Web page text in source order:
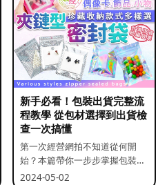
新手必看！包裝出貨完整流
程教學 從包材選擇到出貨檢
查一次搞懂
第一次經營網拍不知道從何開
始？本篇帶你一步步掌握包裝流
程與出貨前檢查重點。
2024-05-02